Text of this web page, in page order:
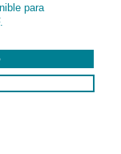
para